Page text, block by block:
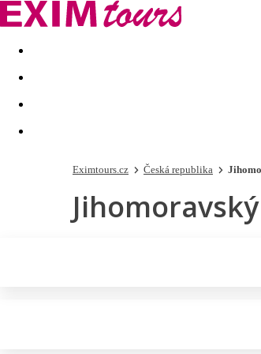
Akční nabídky Last minute
Eximtours.cz Česká republika